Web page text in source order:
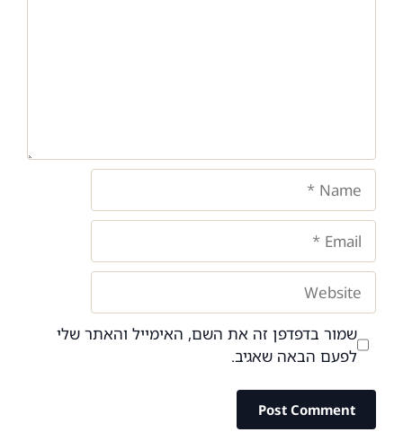
Email
Website
שמור בדפדפן זה את השם, האימייל והאתר שלי
לפעם הבאה שאגיב.